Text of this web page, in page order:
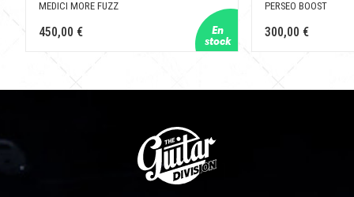
MEDICI MORE FUZZ
450,00 €
PERSEO BOOST
300,00 €